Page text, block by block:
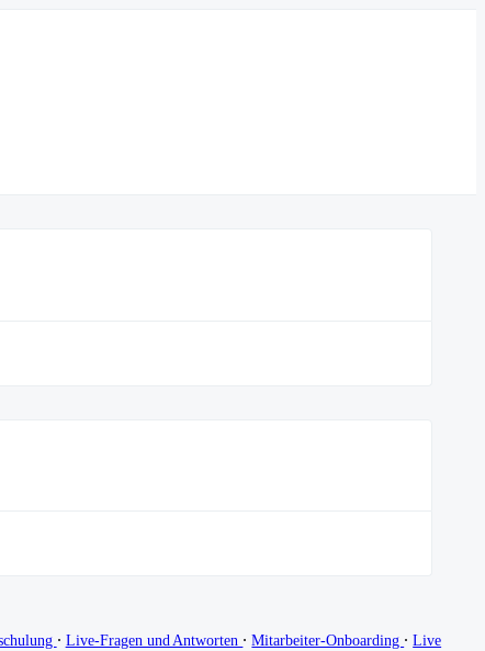
∙ Live-Fragen und Antworten ∙ Mitarbeiter-Onboarding ∙ Live